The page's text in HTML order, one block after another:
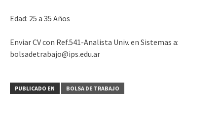
Edad: 25 a 35 Años
Enviar CV con Ref.541-Analista Univ. en Sistemas a:
bolsadetrabajo@ips.edu.ar
PUBLICADO EN BOLSA DE TRABAJO